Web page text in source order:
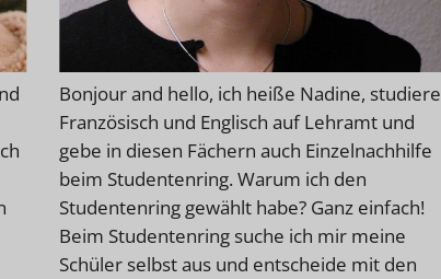
Bonjour and hello, ich heiße Nadine, studiere
Französisch und Englisch auf Lehramt und
gebe in diesen Fächern auch Einzelnachhilfe
beim Studentenring. Warum ich den
Studentenring gewählt habe? Ganz einfach!
Beim Studentenring suche ich mir meine
Schüler selbst aus und entscheide mit den